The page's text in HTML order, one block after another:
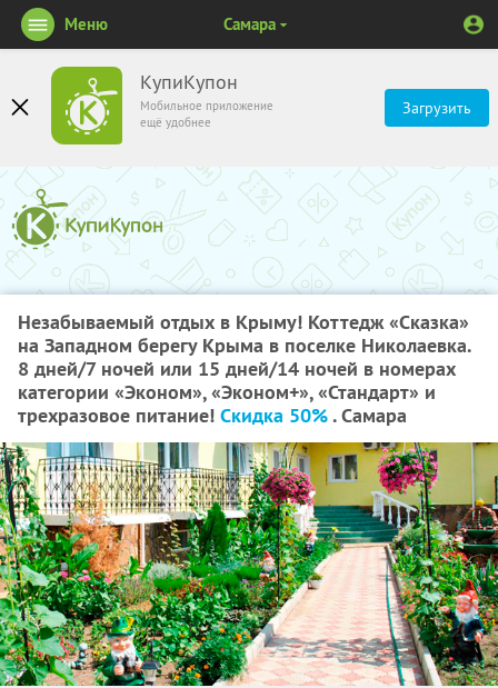
КупиКупон
Мобильное приложение
ещё удобнее
Загрузить
Меню Самара
Незабываемый отдых в Крыму! Коттедж «Сказка»
на Западном берегу Крыма в поселке Николаевка.
8 дней/7 ночей или 15 дней/14 ночей в номерах
категории «Эконом», «Эконом+», «Стандарт» и
трехразовое питание! Скидка 50%. Самара